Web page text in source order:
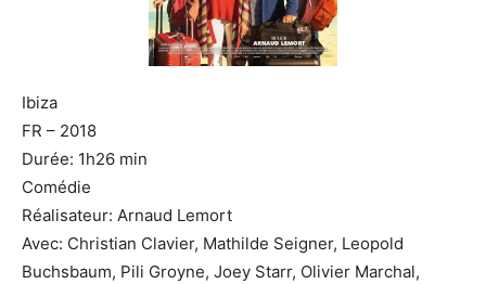
Ibiza
FR – 2018
Durée: 1h26 min
Comédie
Réalisateur: Arnaud Lemort
Avec: Christian Clavier, Mathilde Seigner, Leopold
Buchsbaum, Pili Groyne, Joey Starr, Olivier Marchal,